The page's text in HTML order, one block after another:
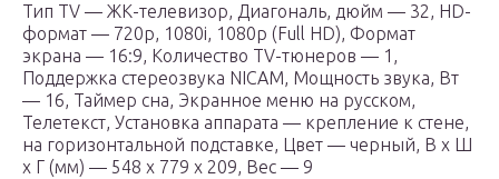
Тип TV — ЖК-телевизор, Диагональ, дюйм — 32, HD-
формат — 720p, 1080i, 1080p (Full HD), Формат
экрана — 16:9, Количество TV-тюнеров — 1,
Поддержка стереозвука NICAM, Мощность звука, Вт
— 16, Таймер сна, Экранное меню на русском,
Телетекст, Установка аппарата — крепление к стене,
на горизонтальной подставке, Цвет — черный, В x Ш
x Г (мм) — 548 x 779 x 209, Вес — 9